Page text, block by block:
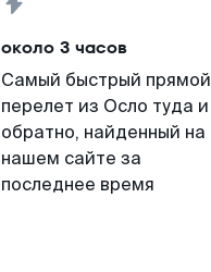
около 3 часов
Самый быстрый прямой
перелет из Осло туда и
обратно, найденный на
нашем сайте за
последнее время